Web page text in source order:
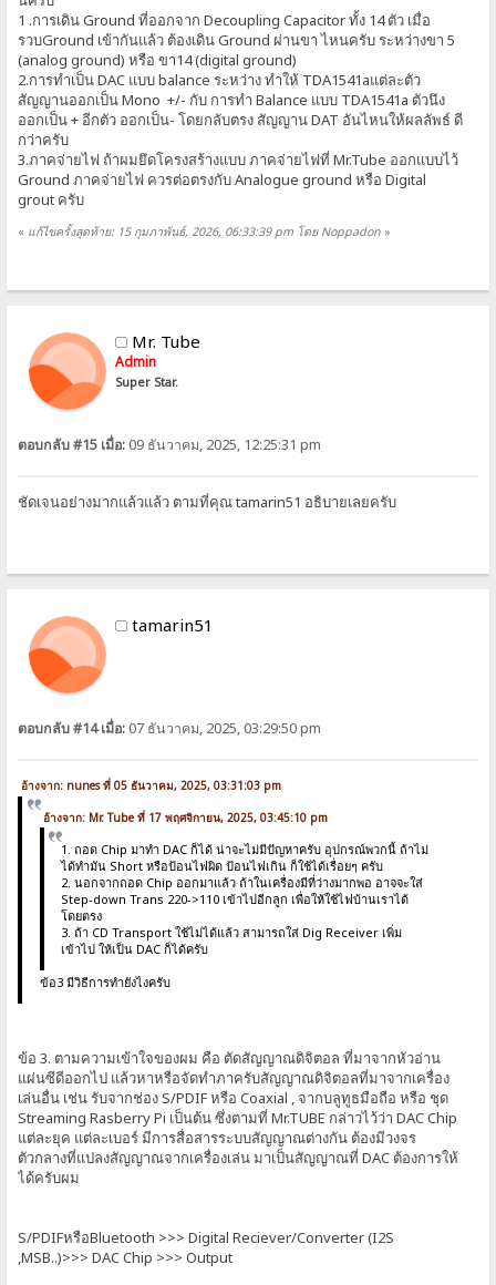
1 .การเดิน Ground ที่ออกจาก Decoupling Capacitor ทั้ง 14 ตัว เมื่อ
รวบGround เข้ากันแล้ว ต้องเดิน Ground ผ่านขา ไหนครับ ระหว่างขา 5
(analog ground) หรือ ขา14 (digital ground)
2.การทำเป็น DAC แบบ balance ระหว่าง ทำให้ TDA1541aแต่ละตัว
สัญญานออกเป็น Mono +/- กับ การทำ Balance แบบ TDA1541a ตัวนึง
ออกเป็น + อีกตัว ออกเป็น- โดยกลับตรง สัญญาน DAT อันไหนให้ผลลัพธ์ ดี
กว่าครับ
3.ภาคจ่ายไฟ ถ้าผมยึดโครงสร้างแบบ ภาคจ่ายไฟที่ Mr.Tube ออกแบบไว้
Ground ภาคจ่ายไฟ ควรต่อตรงกับ Analogue ground หรือ Digital
grout ครับ
« แก้ไขครั้งสุดท้าย: 15 กุมภาพันธ์, 2026, 06:33:39 pm โดย Noppadon »
Mr. Tube
Admin
Super Star.
ตอบกลับ #15 เมื่อ: 09 ธันวาคม, 2025, 12:25:31 pm
ชัดเจนอย่างมากแล้วแล้ว ตามที่คุณ tamarin51 อธิบายเลยครับ
tamarin51
ตอบกลับ #14 เมื่อ: 07 ธันวาคม, 2025, 03:29:50 pm
อ้างจาก: nunes ที่ 05 ธันวาคม, 2025, 03:31:03 pm
อ้างจาก: Mr. Tube ที่ 17 พฤศจิกายน, 2025, 03:45:10 pm
1. ถอด Chip มาทำ DAC ก็ได้ น่าจะไม่มีปัญหาครับ อุปกรณ์พวกนี้ ถ้าไม่
ได้ทำมัน Short หรือป้อนไฟผิด ป้อนไฟเกิน ก็ใช้ได้เรื่อยๆ ครับ
2. นอกจากถอด Chip ออกมาแล้ว ถ้าในเครื่องมีที่ว่างมากพอ อาจจะใส่
Step-down Trans 220->110 เข้าไปอีกลูก เพื่อให้ใช้ไฟบ้านเราได้
โดยตรง
3. ถ้า CD Transport ใช้ไม่ได้แล้ว สามารถใส่ Dig Receiver เพิ่ม
เข้าไป ให้เป็น DAC ก็ได้ครับ
ข้อ3 มีวิธีการทำยังไงครับ
ข้อ 3. ตามความเข้าใจของผม คือ ตัดสัญญาณดิจิตอล ที่มาจากหัวอ่าน
แผ่นซีดีออกไป แล้วหาหรือจัดทำภาครับสัญญาณดิจิตอลที่มาจากเครื่อง
เล่นอื่น เช่น รับจากช่อง S/PDIF หรือ Coaxial , จากบลูทูธมือถือ หรือ ชุด
Streaming Rasberry Pi เป็นต้น ซึ่งตามที่ Mr.TUBE กล่าวไว้ว่า DAC Chip
แต่ละยุค แต่ละเบอร์ มีการสื่อสารระบบสัญญาณต่างกัน ต้องมีวงจร
ตัวกลางที่แปลงสัญญาณจากเครื่องเล่น มาเป็นสัญญาณที่ DAC ต้องการให้
ได้ครับผม
S/PDIFหรือBluetooth >>> Digital Reciever/Converter (I2S
,MSB..)>>> DAC Chip >>> Output